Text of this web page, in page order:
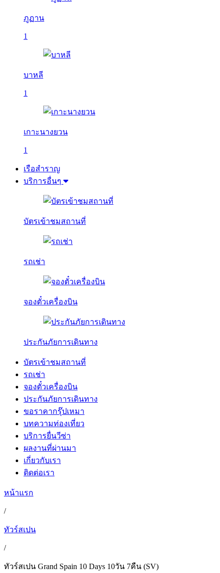
ภูฏาน
1
บาหลี
1
เกาะนางยวน
1
เรือสำราญ
บริการอื่นๆ
บัตรเข้าชมสถานที่
รถเช่า
จองตั๋วเครื่องบิน
ประกันภัยการเดินทาง
บัตรเข้าชมสถานที่
รถเช่า
จองตั๋วเครื่องบิน
ประกันภัยการเดินทาง
ขอราคากรุ๊ปเหมา
บทความท่องเที่ยว
บริการยื่นวีซ่า
ผลงานที่ผ่านมา
เกี่ยวกับเรา
ติดต่อเรา
หน้าแรก
/
ทัวร์สเปน
/
ทัวร์สเปน Grand Spain 10 Days 10วัน 7คืน (SV)